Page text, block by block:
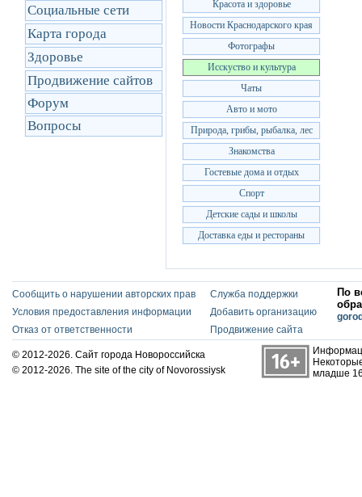
Социальные сети
Карта города
Здоровье
Продвижение сайтов
Форум
Вопросы
Красота и здоровье
Новости Краснодарского края
Фотографы
Исскуство и культура
Чаты
Авто и мото
Природа, грибы, рыбалка, лес
Знакомства
Гостевые дома и отдых
Спорт
Детские сады и школы
Доставка еды и рестораны
Сообщить о нарушении авторских прав
Условия предоставления информации
Отказ от ответственности
Служба поддержки
Добавить организацию
Продвижение сайта
По
© 2012-2026. Сайт города Новороссийска
© 2012-2026. The site of the city of Novorossiysk
младше